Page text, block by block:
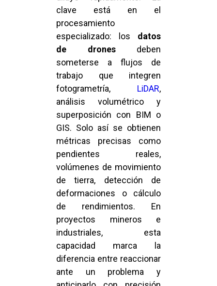
clave está en el
procesamiento
especializado: los datos
de dronesdeben
someterse a flujos de
trabajo que integren
fotogrametría, LiDAR,
análisis volumétrico y
superposición con BIM o
GIS. Solo así se obtienen
métricas precisas como
pendientes reales,
volúmenes de movimiento
de tierra, detección de
deformaciones o cálculo
de rendimientos. En
proyectos mineros e
industriales, esta
capacidad marca la
diferencia entre reaccionar
ante un problema y